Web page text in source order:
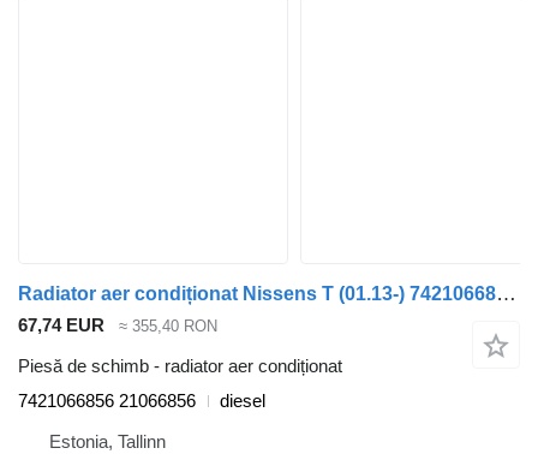
Radiator aer condiționat Nissens T (01.13-) 7421066856 pentru cap tractor Renault T (2013-)
67,74 EUR ≈ 355,40 RON
Piesă de schimb - radiator aer condiționat
7421066856 21066856
diesel
Estonia, Tallinn